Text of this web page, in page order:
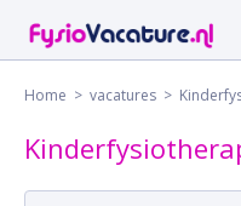
Home > vacatures >